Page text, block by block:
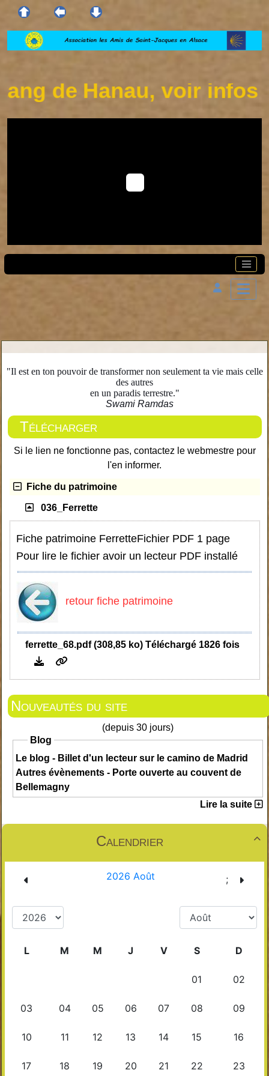
de Hanau, voir infos

Calendrier
"Il est en ton pouvoir de transformer non seulement ta vie mais celle
des autres
en un paradis terrestre."
Swami Ramdas
Télécharger
Si le lien ne fonctionne pas, contactez le webmestre pour
l'en informer.
Fiche du patrimoine
036_Ferrette
Fiche patrimoine FerretteFichier PDF 1 page
Pour lire le fichier avoir un lecteur PDF installé
retour fiche patrimoine
ferrette_68.pdf (308,85 ko) Téléchargé 1826 fois
Nouveautés du site
(depuis 30 jours)
Blog
Le blog - Billet d'un lecteur sur le camino de Madrid
Autres évènements - Porte ouverte au couvent de
Bellemagny
Lire la suite